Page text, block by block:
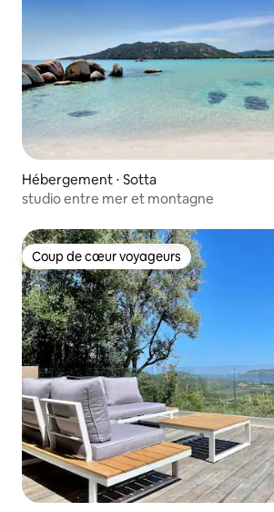
Hébergement ⋅ Sotta
studio entre mer et montagne
Coup de cœur voyageurs
Coup de cœur voyageurs